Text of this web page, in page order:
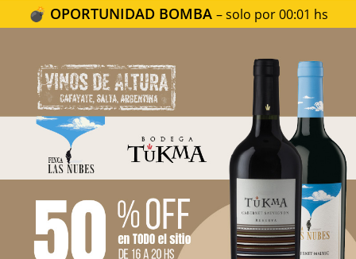
💣 OPORTUNIDAD BOMBA – solo por 00:01 hs